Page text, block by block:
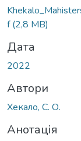
f(2,8 MB)
Дата
2022
Автори
Хекало, С. О.
Анотація